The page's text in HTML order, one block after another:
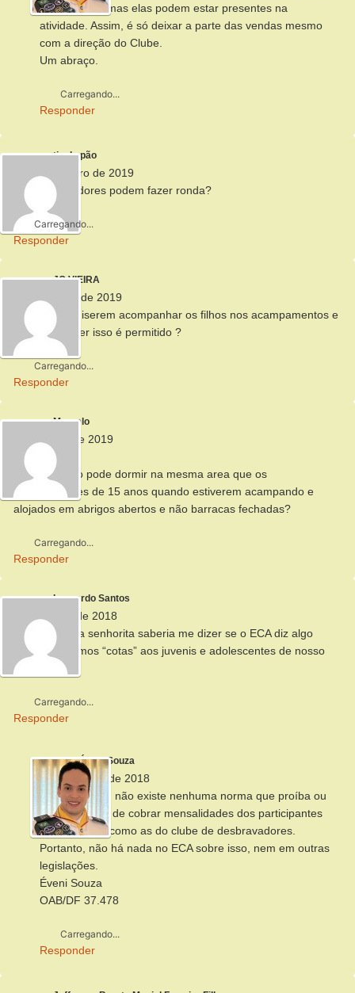
venda em si, mas elas podem estar presentes na
atividade. Assim, é só deixar a parte das vendas mesmo
com a direção do Clube.
Um abraço.
Carregando...
Responder
tio do pão
5 de novembro de 2019
Os desbravadores podem fazer ronda?
Carregando...
Responder
JO VIEIRA
8 de outubro de 2019
Se os pais quiserem acompanhar os filhos nos acampamentos e
viaens de lazer isso é permitido ?
Carregando...
Responder
Marcelo
29 de julho de 2019
Pergunta:
O conselheiro pode dormir na mesma area que os
desbravadores de 15 anos quando estiverem acampando e
alojados em abrigos abertos e não barracas fechadas?
Carregando...
Responder
Leonardo Santos
9 de janeiro de 2018
Evini Souza, a senhorita saberia me dizer se o ECA diz algo
sobre cobrarmos “cotas” aos juvenis e adolescentes de nosso
Clube?
Carregando...
Responder
Éveni Souza
15 de janeiro de 2018
Olá Leonardo, não existe nenhuma norma que proíba ou
limite o direito de cobrar mensalidades dos participantes
de atividades como as do clube de desbravadores.
Portanto, não há nada no ECA sobre isso, nem em outras
legislações.
Éveni Souza
OAB/DF 37.478
Carregando...
Responder